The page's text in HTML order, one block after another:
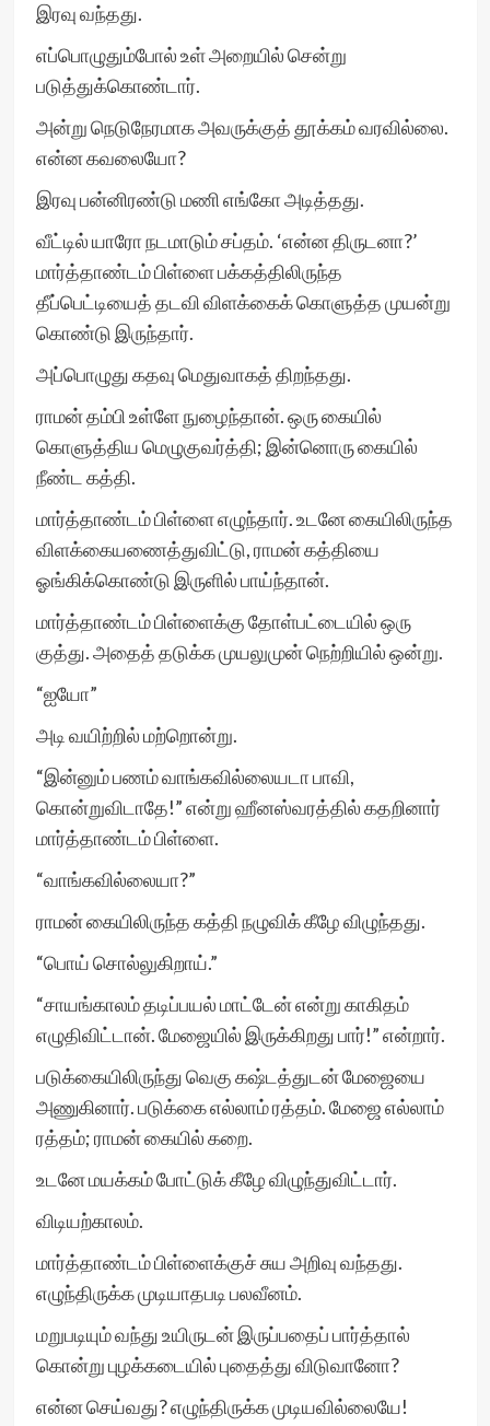
இரவு வந்தது.
எப்பொழுதும்போல் உள் அறையில் சென்று
படுத்துக்கொண்டார்.
அன்று நெடுநேரமாக அவருக்குத் தூக்கம் வரவில்லை.
என்ன கவலையோ?
இரவு பன்னிரண்டு மணி எங்கோ அடித்தது.
வீட்டில் யாரோ நடமாடும் சப்தம். ‘என்ன திருடனா?’
மார்த்தாண்டம் பிள்ளை பக்கத்திலிருந்த
தீப்பெட்டியைத் தடவி விளக்கைக் கொளுத்த முயன்று
கொண்டு இருந்தார்.
அப்பொழுது கதவு மெதுவாகத் திறந்தது.
ராமன் தம்பி உள்ளே நுழைந்தான். ஒரு கையில்
கொளுத்திய மெழுகுவர்த்தி; இன்னொரு கையில்
நீண்ட கத்தி.
மார்த்தாண்டம் பிள்ளை எழுந்தார். உடனே கையிலிருந்த
விளக்கையணைத்துவிட்டு, ராமன் கத்தியை
ஓங்கிக்கொண்டு இருளில் பாய்ந்தான்.
மார்த்தாண்டம் பிள்ளைக்கு தோள்பட்டையில் ஒரு
குத்து. அதைத் தடுக்க முயலுமுன் நெற்றியில் ஒன்று.
“ஐயோ”
அடி வயிற்றில் மற்றொன்று.
“இன்னும் பணம் வாங்கவில்லையடா பாவி,
கொன்றுவிடாதே!” என்று ஹீனஸ்வரத்தில் கதறினார்
மார்த்தாண்டம் பிள்ளை.
“வாங்கவில்லையா?”
ராமன் கையிலிருந்த கத்தி நழுவிக் கீழே விழுந்தது.
“பொய் சொல்லுகிறாய்.”
“சாயங்காலம் தடிப்பயல் மாட்டேன் என்று காகிதம்
எழுதிவிட்டான். மேஜையில் இருக்கிறது பார்!” என்றார்.
படுக்கையிலிருந்து வெகு கஷ்டத்துடன் மேஜையை
அணுகினார். படுக்கை எல்லாம் ரத்தம். மேஜை எல்லாம்
ரத்தம்; ராமன் கையில் கறை.
உடனே மயக்கம் போட்டுக் கீழே விழுந்துவிட்டார்.
விடியற்காலம்.
மார்த்தாண்டம் பிள்ளைக்குச் சுய அறிவு வந்தது.
எழுந்திருக்க முடியாதபடி பலவீனம்.
மறுபடியும் வந்து உயிருடன் இருப்பதைப் பார்த்தால்
கொன்று புழக்கடையில் புதைத்து விடுவானோ?
என்ன செய்வது? எழுந்திருக்க முடியவில்லையே!